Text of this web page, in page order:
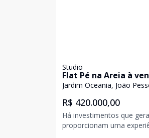
Studio
Flat Pé na Areia à
Jardim Oceania João
Jardim Oceania, João
R$ 420.000,00
Há investimentos que
proporcionam uma